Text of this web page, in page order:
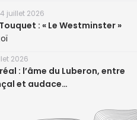
juillet 2026
: « Le Westminster »
2026
: l’âme du Luberon, entre
et audace